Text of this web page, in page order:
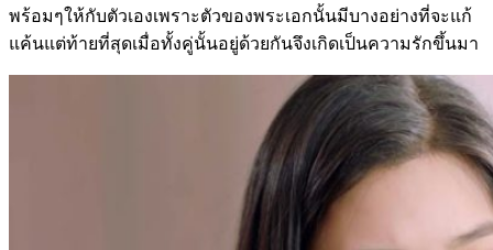
พร้อมๆให้กับตัวเองเพราะตัวของพระเอกนั้นมีบางอย่างที่จะแก้
แค้นแต่ท้ายที่สุดเมื่อทั้งคู่นั้นอยู่ด้วยกันจึงเกิดเป็นความรักขึ้นมา